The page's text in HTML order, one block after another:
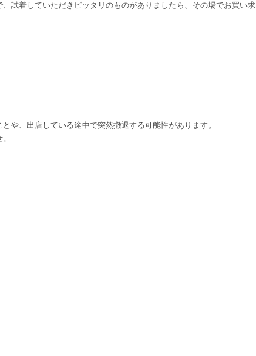
試着していただきピッタリのものがありましたら、その場でお買い求
や、出店している途中で突然撤退する可能性があります。